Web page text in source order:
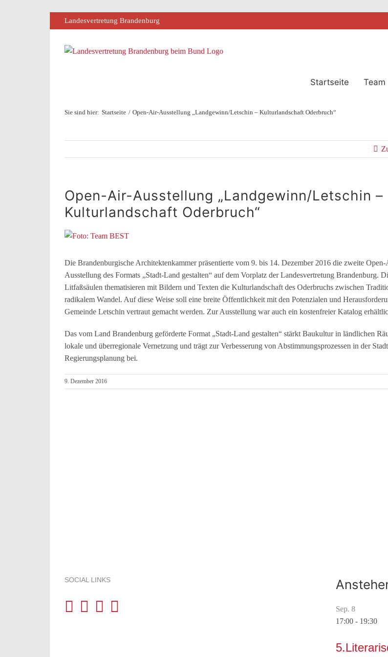
Landesvertretung Brandenburg
Startseite Team
Sie sind hier: Startseite Open-Air-Ausstellung „Landgewinn/Letschin – Kulturlandschaft Oderbruch“
Open-Air-Ausstellung „Landgewinn/Letschin –
Kulturlandschaft Oderbruch“
Zeige
Bild
Die Brandenburgische Architektenkammer präsentierte vom 9. bis 14. Dezember 2016 die zweite
Ausstellung des Formats „Stadt-Land gestalten“ auf dem Vorplatz der Landesvertretung Brandenburg.
Litfaßsäulen thematisieren mit Bildern und Texten die Kulturlandschaft des Oderbruchs zwischen
radikalem Wandel. Auf diese Weise soll eine breite Öffentlichkeit mit den Potenzialen und
Gemeinde Letschin vertraut gemacht werden. Zur Ausstellung war auch ein kostenfreier Katalog
Das vom Land Brandenburg geförderte Format „Stadt-Land gestalten“ stärkt Baukultur in ländlichen
lokale und überregionale Vernetzung und trägt zur Verbesserung von Abstimmungsprozessen in der
Regierungsplanung bei.
9. Dezember 2016
SOCIAL LINKS
Sep. 8
17:00 - 19:30